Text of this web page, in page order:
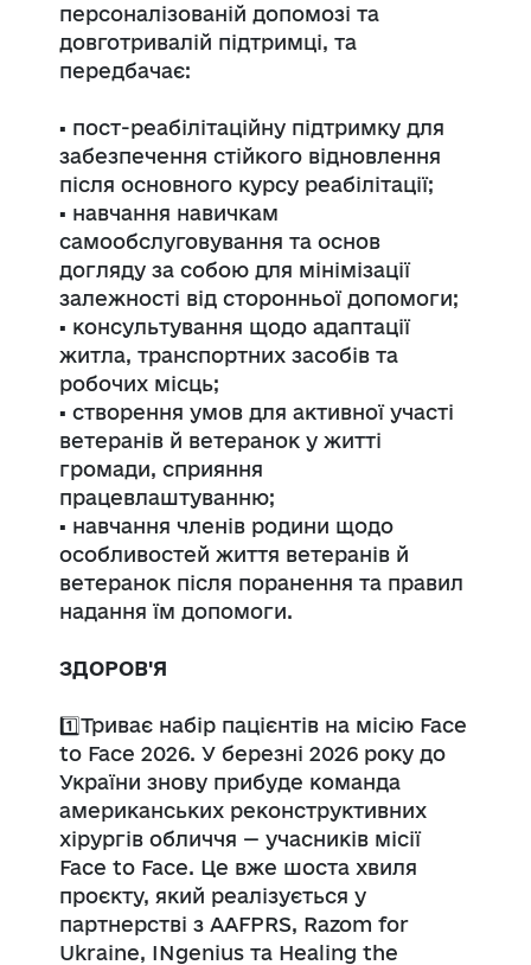
персоналізованій допомозі та
довготривалій підтримці, та
передбачає:
▪️ пост-реабілітаційну підтримку для
забезпечення стійкого відновлення
після основного курсу реабілітації;
▪️ навчання навичкам
самообслуговування та основ
догляду за собою для мінімізації
залежності від сторонньої допомоги;
▪️ консультування щодо адаптації
житла, транспортних засобів та
робочих місць;
▪️ створення умов для активної участі
ветеранів й ветеранок у житті
громади, сприяння
працевлаштуванню;
▪️ навчання членів родини щодо
особливостей життя ветеранів й
ветеранок після поранення та правил
надання їм допомоги.
ЗДОРОВ'Я
1️⃣Триває набір пацієнтів на місію Face
to Face 2026. У березні 2026 року до
України знову прибуде команда
американських реконструктивних
хірургів обличчя — учасників місії
Face to Face. Це вже шоста хвиля
проєкту, який реалізується у
партнерстві з AAFPRS, Razom for
Ukraine, INgenius та Healing the